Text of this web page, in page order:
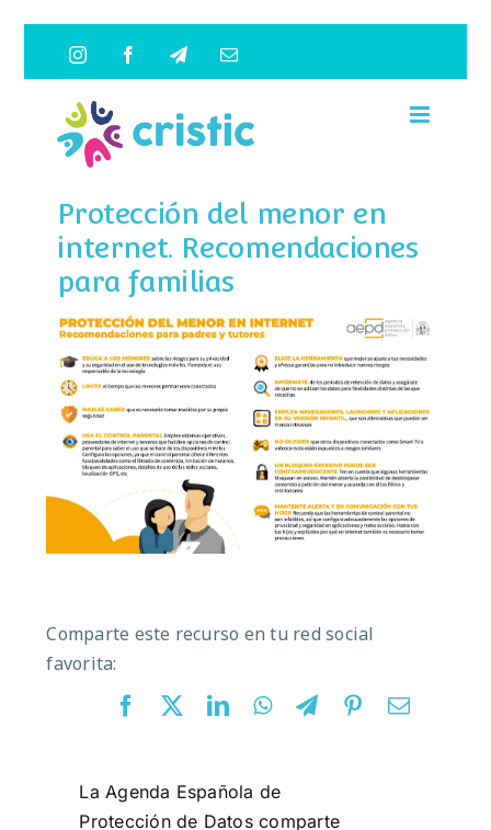
contenido
InstagramFacebookTelegramCorreo
Protección del menor en
internet. Recomendaciones
para familias
Comparte este recurso en tu red social
favorita:
La Agenda Española de
Protección de Datos comparte